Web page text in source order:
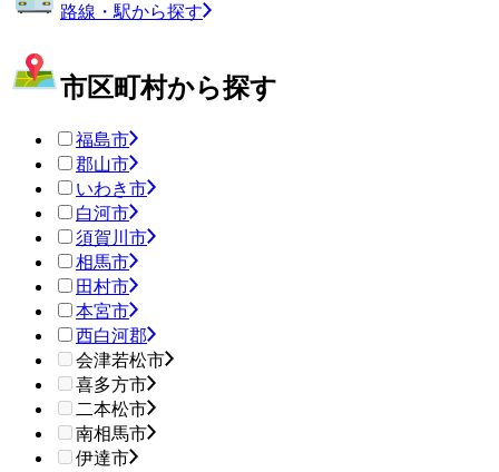
路線・駅から探す
市区町村から探す
福島市
郡山市
いわき市
白河市
須賀川市
相馬市
田村市
本宮市
西白河郡
会津若松市
喜多方市
二本松市
南相馬市
伊達市